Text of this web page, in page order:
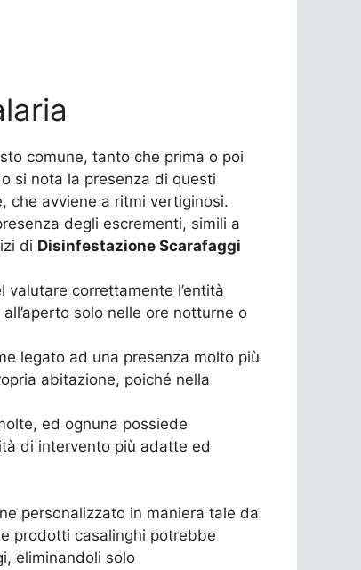
comune, tanto che prima o poi
si nota la presenza di questi
che avviene a ritmi vertiginosi.
degli escrementi, simili a
di Disinfestazione Scarafaggi
correttamente l’entità
solo nelle ore notturne o
legato ad una presenza molto più
abitazione, poiché nella
ed ognuna possiede
di intervento più adatte ed
personalizzato in maniera tale da
prodotti casalinghi potrebbe
eliminandoli solo